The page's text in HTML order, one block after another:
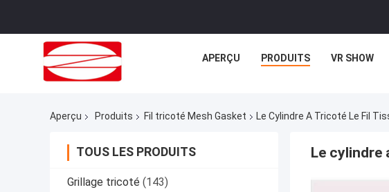
APERÇU PRODUITS VR SHOW
Aperçu Produits Fil tricoté Mesh Gasket Le Cylindre A Tricoté Le Fil
TOUS LES PRODUITS
Grillage tricoté (143)
Le cylindre